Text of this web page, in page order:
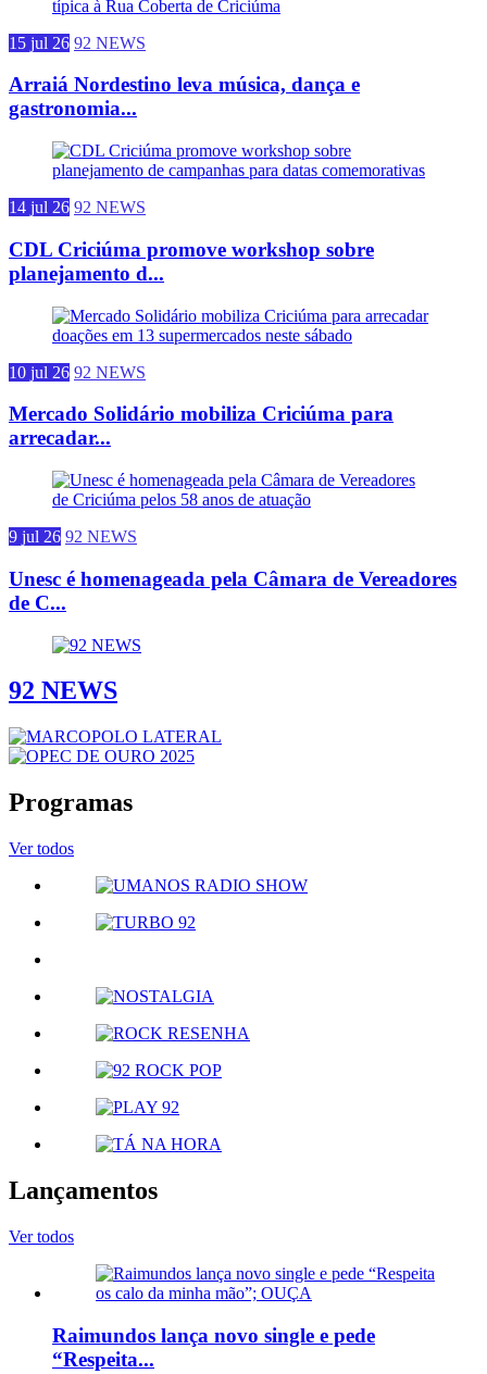
15 jul 26 92 NEWS
Arraiá Nordestino leva música, dança e
gastronomia...
14 jul 26 92 NEWS
CDL Criciúma promove workshop sobre
planejamento d...
10 jul 26 92 NEWS
Mercado Solidário mobiliza Criciúma para
arrecadar...
9 jul 26 92 NEWS
Unesc é homenageada pela Câmara de Vereadores
de C...
92 NEWS
Programas
Ver todos
Lançamentos
Ver todos
Raimundos lança novo single e pede
“Respeita...